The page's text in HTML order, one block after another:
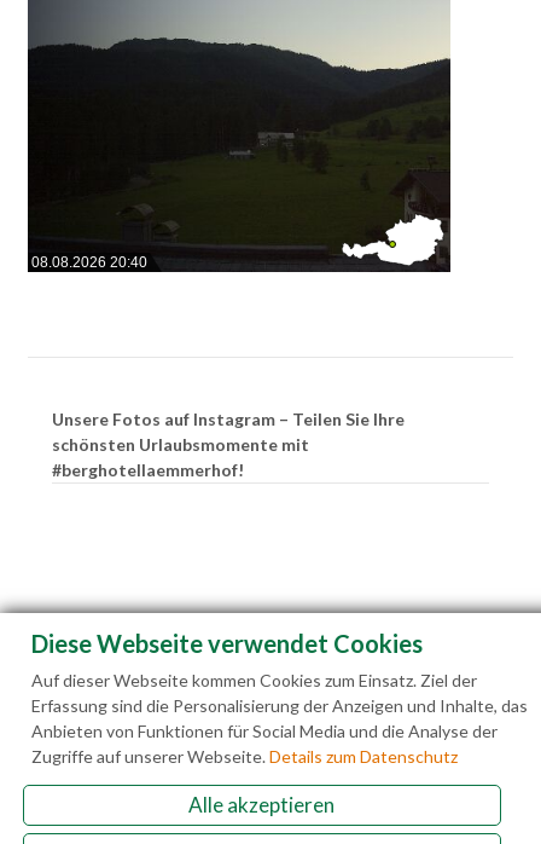
08.08.2026 20:40
Unsere Fotos auf Instagram – Teilen Sie Ihre
schönsten Urlaubsmomente mit
#berghotellaemmerhof!
Familie Hedegger Lämmerhofweg 2 A-5522 St.
Diese Webseite verwendet Cookies
Auf dieser Webseite kommen Cookies zum Einsatz. Ziel der
Erfassung sind die Personalisierung der Anzeigen und Inhalte, das
Anbieten von Funktionen für Social Media und die Analyse der
Zugriffe auf unserer Webseite.Details zum Datenschutz
Alle akzeptieren